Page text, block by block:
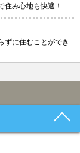
住み心地も快適！
ずに住むことができ